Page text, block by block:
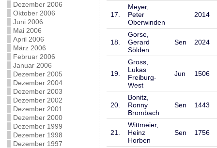
Dezember 2006
Oktober 2006
Juni 2006
Mai 2006
April 2006
März 2006
Februar 2006
Januar 2006
Dezember 2005
Dezember 2004
Dezember 2003
Dezember 2002
Dezember 2001
Dezember 2000
Dezember 1999
Dezember 1998
Dezember 1997
17.
Meyer,
Peter
Oberwinden
2014
18.
Gorse,
Gerard
Sölden
Sen 2024
19.
Gross,
Lukas
Freiburg-
West
Jun 1506
20.
Bonitz,
Ronny
Brombach
Sen 1443
21.
Wittmeier,
Heinz
Horben
Sen 1756